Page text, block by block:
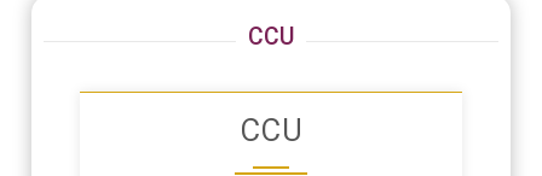
CCU
CCU